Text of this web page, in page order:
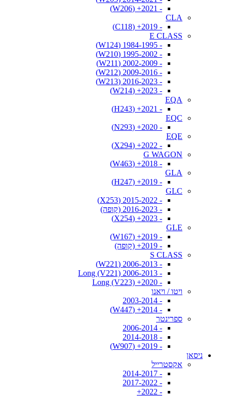
- 2021+ (W206)
CLA
- 2019+ (C118)
E CLASS
- 1984-1995 (W124)
- 1995-2002 (W210)
- 2002-2009 (W211)
- 2009-2016 (W212)
- 2016-2023 (W213)
- 2023+ (W214)
EQA
- 2021+ (H243)
EQC
- 2020+ (N293)
EQE
- 2022+ (X294)
G WAGON
- 2018+ (W463)
GLA
- 2019+ (H247)
GLC
- 2015-2022 (X253)
- 2016-2023 (קופה)
- 2023+ (X254)
GLE
- 2019+ (W167)
- 2019+ (קופה)
S CLASS
- 2006-2013 (W221)
- 2006-2013 Long (V221)
- 2020+ Long (V223)
ויטו / ויאנו
- 2003-2014
- 2014+ (W447)
ספרינטר
- 2006-2014
- 2014-2018
- 2019+ (W907)
ניסאן
אקסטרייל
- 2014-2017
- 2017-2022
- 2022+